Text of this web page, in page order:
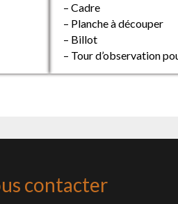
– Cadre
– Planche à découper
– Billot
– Tour d’observation
contacter